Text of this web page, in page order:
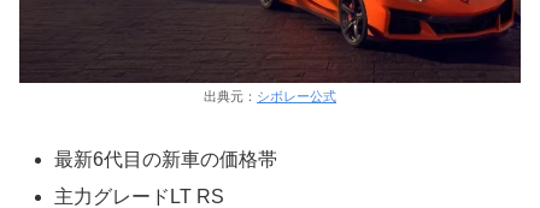
出典元： シボレー公式
最新6代目の新車の価格帯
主力グレードLT RS